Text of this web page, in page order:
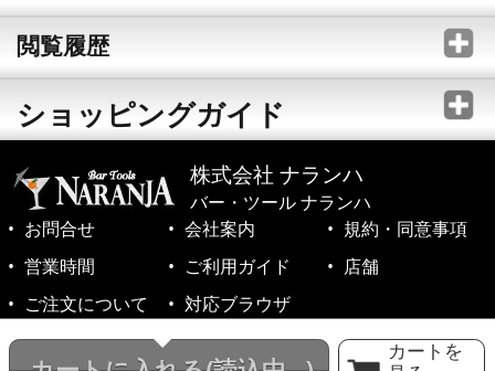
カートを
閲覧履歴
ショッピングガイド
株式会社 ナランハ
バー・ツール ナランハ
お問合せ
会社案内
規約・同意事項
営業時間
ご利用ガイド
店舗
ご注文について
対応ブラウザ
©1999-2026 NARANJA Inc. All Rights Reserved.